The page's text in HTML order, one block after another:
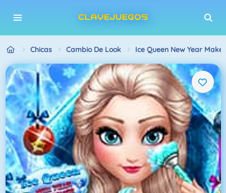
Chicas Cambio De Look Ice Queen New Year